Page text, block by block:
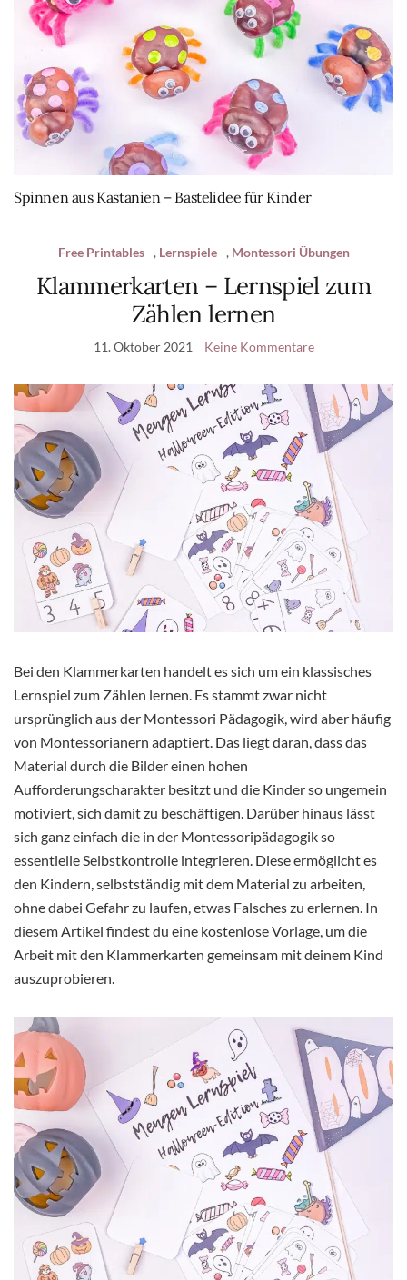
Spinnen aus Kastanien – Bastelidee für Kinder
Free Printables , Lernspiele , Montessori Übungen
Klammerkarten – Lernspiel zum
Zählen lernen
11. Oktober 2021 Keine Kommentare
Bei den Klammerkarten handelt es sich um ein klassisches
Lernspiel zum Zählen lernen. Es stammt zwar nicht
ursprünglich aus der Montessori Pädagogik, wird aber häufig
von Montessorianern adaptiert. Das liegt daran, dass das
Material durch die Bilder einen hohen
Aufforderungscharakter besitzt und die Kinder so ungemein
motiviert, sich damit zu beschäftigen. Darüber hinaus lässt
sich ganz einfach die in der Montessoripädagogik so
essentielle Selbstkontrolle integrieren. Diese ermöglicht es
den Kindern, selbstständig mit dem Material zu arbeiten,
ohne dabei Gefahr zu laufen, etwas Falsches zu erlernen. In
diesem Artikel findest du eine kostenlose Vorlage, um die
Arbeit mit den Klammerkarten gemeinsam mit deinem Kind
auszuprobieren.